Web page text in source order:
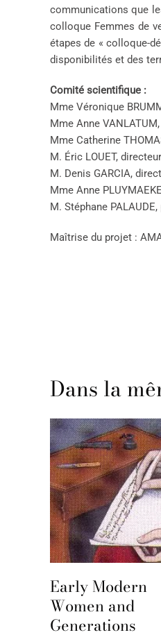
communications que
colloque Femmes de
étapes de « colloque-
disponibilités et des
Comité scientifique :
Mme Véronique
Mme Anne
Mme Catherine
M. Éric LOUET,
M. Denis GARCIA,
Mme Anne
M. Stéphane
Maîtrise du projet :
Dans la
Early Modern
Women and
Generations